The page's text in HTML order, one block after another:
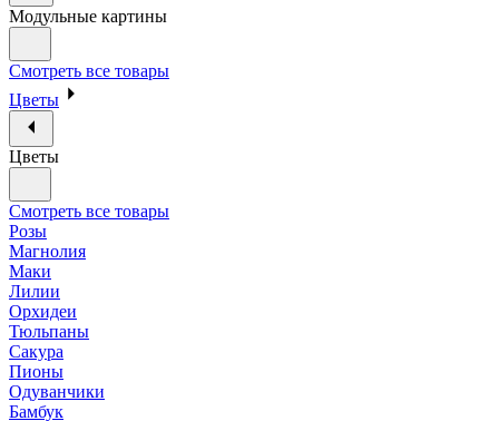
Модульные картины
Смотреть все товары
Цветы
Цветы
Смотреть все товары
Розы
Магнолия
Маки
Лилии
Орхидеи
Тюльпаны
Сакура
Пионы
Одуванчики
Бамбук